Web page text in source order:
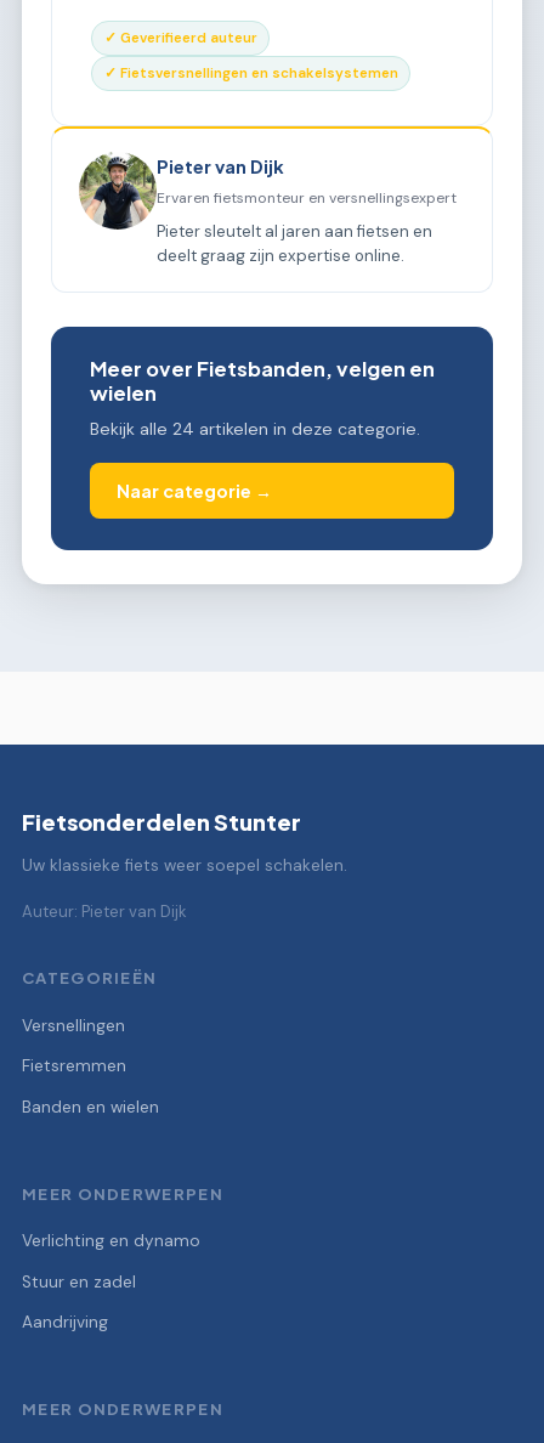
✓ Geverifieerd auteur
✓ Fietsversnellingen en schakelsystemen
Pieter van Dijk
Ervaren fietsmonteur en versnellingsexpert
Pieter sleutelt al jaren aan fietsen en
deelt graag zijn expertise online.
Meer over Fietsbanden, velgen en
wielen
Bekijk alle 24 artikelen in deze categorie.
Naar categorie →
Fietsonderdelen Stunter
Uw klassieke fiets weer soepel schakelen.
Auteur: Pieter van Dijk
CATEGORIEËN
Versnellingen
Fietsremmen
Banden en wielen
MEER ONDERWERPEN
Verlichting en dynamo
Stuur en zadel
Aandrijving
MEER ONDERWERPEN